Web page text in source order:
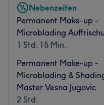
Nächste öffentliche
Die Haltestelle
Gehminute vom Studio
Das Team:
Die zuvorkommende
Aufmerksamkeit
stoppelfreies Waxing
Deutsch, sowie Englisch
Nebenzeiten
Permanent Make-up -
Microblading
1 Std. 15 Min.
Permanent Make-up -
Microblading &
Master Vesna Jugovic
2 Std.